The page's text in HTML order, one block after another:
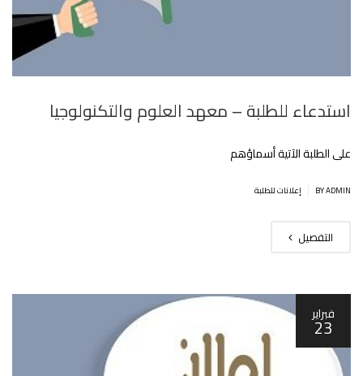
استدعاء للطلبة – معهد العلوم والتكنولوجيا
على الطلبة الآتية أسماؤهم
BY ADMIN إعلانات للطلبة
التفصيل
فبراير
23